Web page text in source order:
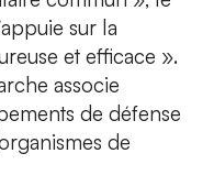
sur la
et efficace ».
associe
de défense
de